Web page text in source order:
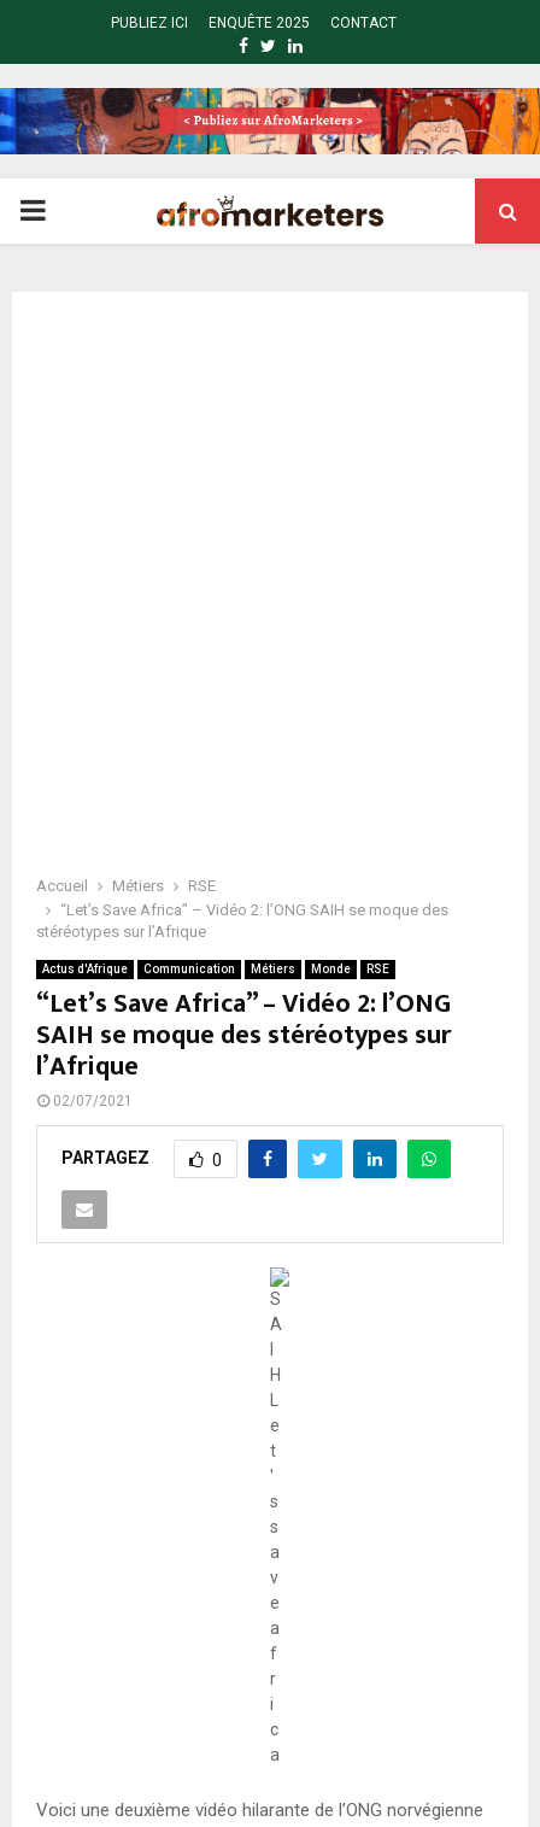
PUBLIEZ ICI ENQUÊTE 2025 CONTACT
FACEBOOK
TWITTER
LINKEDIN
PRIMARY
Accueil Métiers
RSE
“Let’s Save Africa” – Vidéo 2: l’ONG SAIH se moque des
stéréotypes sur l’Afrique
Actus d'Afrique Communication Métiers Monde RSE
“Let’s Save Africa” – Vidéo 2: l’ONG
SAIH se moque des stéréotypes sur
l’Afrique
02/07/2021
PARTAGEZ 0
Voici une deuxième vidéo hilarante de l’ONG norvégienne